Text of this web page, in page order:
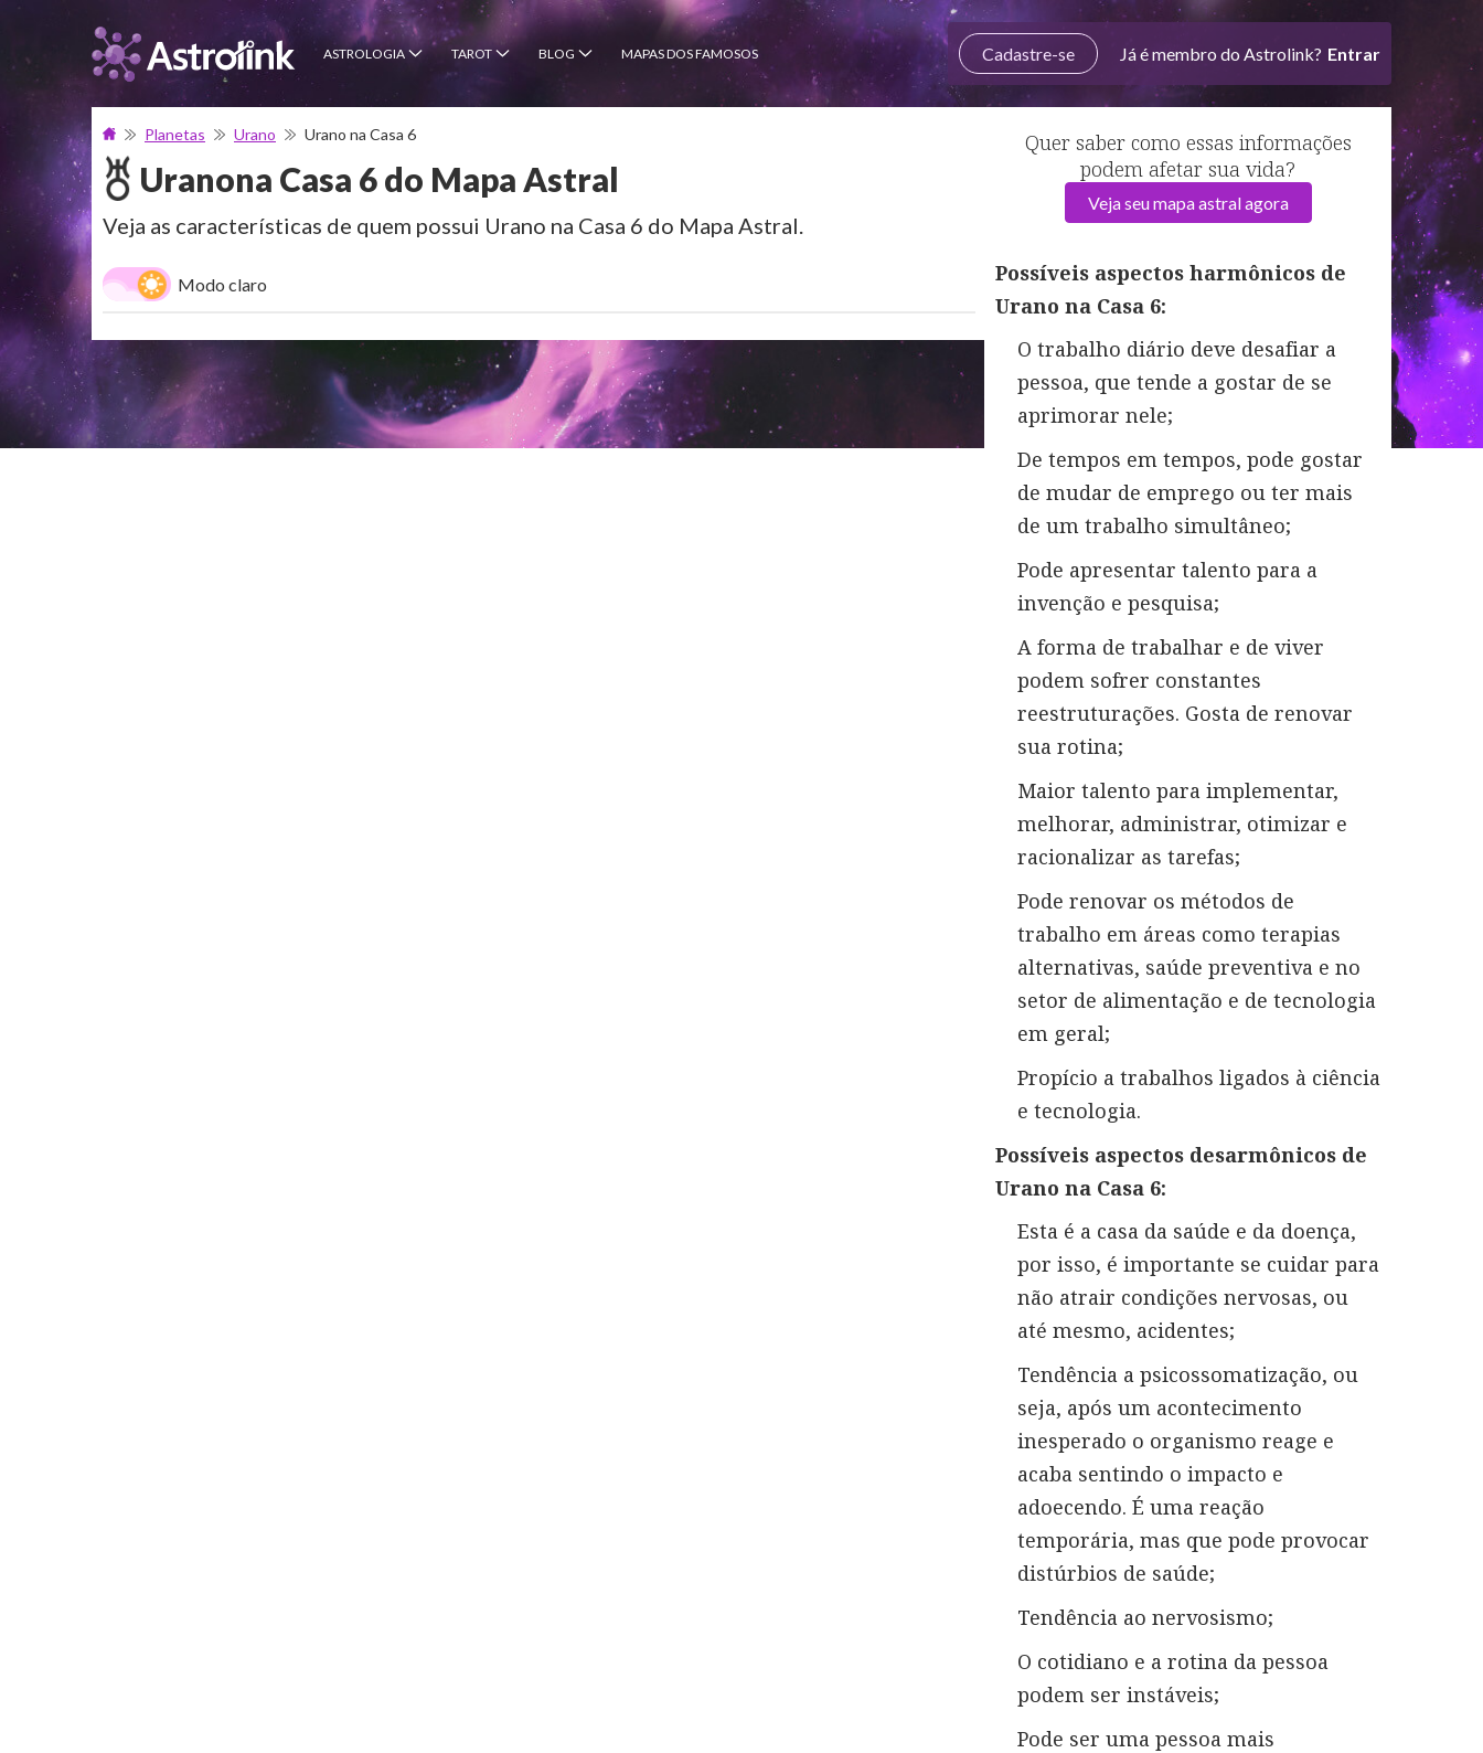
ASTROLOGIA TAROT BLOG MAPAS DOS FAMOSOS Cadastre-se Já é membro do Astrolink? Entrar
Planetas Urano Urano na Casa 6
Uranona Casa 6 do Mapa Astral
Veja as características de quem possui Urano na Casa 6 do Mapa Astral.
Modo claro
Quer saber como essas informações
podem afetar sua vida?
Veja seu mapa astral agora
Possíveis aspectos harmônicos de
Urano na Casa 6:
O trabalho diário deve desafiar a
pessoa, que tende a gostar de se
aprimorar nele;
De tempos em tempos, pode gostar
de mudar de emprego ou ter mais
de um trabalho simultâneo;
Pode apresentar talento para a
invenção e pesquisa;
A forma de trabalhar e de viver
podem sofrer constantes
reestruturações. Gosta de renovar
sua rotina;
Maior talento para implementar,
melhorar, administrar, otimizar e
racionalizar as tarefas;
Pode renovar os métodos de
trabalho em áreas como terapias
alternativas, saúde preventiva e no
setor de alimentação e de tecnologia
em geral;
Propício a trabalhos ligados à ciência
e tecnologia.
Possíveis aspectos desarmônicos de
Urano na Casa 6:
Esta é a casa da saúde e da doença,
por isso, é importante se cuidar para
não atrair condições nervosas, ou
até mesmo, acidentes;
Tendência a psicossomatização, ou
seja, após um acontecimento
inesperado o organismo reage e
acaba sentindo o impacto e
adoecendo. É uma reação
temporária, mas que pode provocar
distúrbios de saúde;
Tendência ao nervosismo;
O cotidiano e a rotina da pessoa
podem ser instáveis;
Pode ser uma pessoa mais